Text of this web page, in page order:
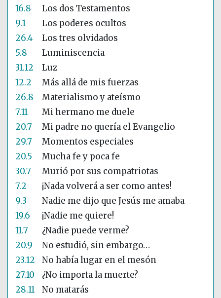
16.8
Los dos Testamentos
9.1
Los poderes ocultos
26.4
Los tres olvidados
5.8
Luminiscencia
31.12
Luz
12.2
Más allá de mis fuerzas
26.8
Materialismo y ateísmo
7.11
Mi hermano me duele
20.7
Mi padre no quería el Evangelio
29.7
Momentos especiales
20.5
Mucha fe y poca fe
30.7
Murió por sus compatriotas
7.2
¡Nada volverá a ser como antes!
9.3
Nadie me dijo que Jesús me amaba
19.6
¡Nadie me quiere!
11.7
¿Nadie puede verme?
20.9
No estudió, sin embargo…
23.12
No había lugar en el mesón
27.10
¿No importa la muerte?
28.11
No matarás